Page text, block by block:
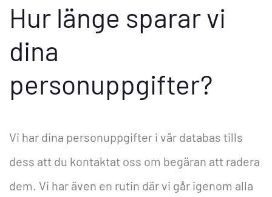
Hur länge sparar vi
dina
personuppgifter?
Vi har dina personuppgifter i vår databas tills
dess att du kontaktat oss om begäran att radera
dem. Vi har även en rutin där vi går igenom alla